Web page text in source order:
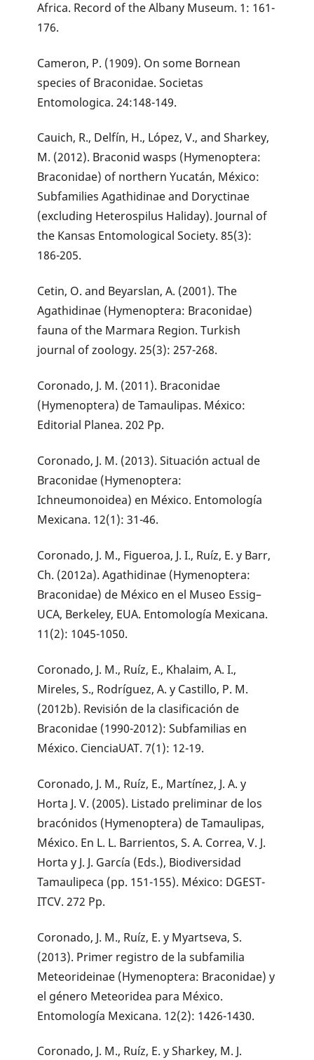
Africa. Record of the Albany Museum. 1: 161-
176.
Cameron, P. (1909). On some Bornean
species of Braconidae. Societas
Entomologica. 24:148-149.
Cauich, R., Delfín, H., López, V., and Sharkey,
M. (2012). Braconid wasps (Hymenoptera:
Braconidae) of northern Yucatán, México:
Subfamilies Agathidinae and Doryctinae
(excluding Heterospilus Haliday). Journal of
the Kansas Entomological Society. 85(3):
186-205.
Cetin, O. and Beyarslan, A. (2001). The
Agathidinae (Hymenoptera: Braconidae)
fauna of the Marmara Region. Turkish
journal of zoology. 25(3): 257-268.
Coronado, J. M. (2011). Braconidae
(Hymenoptera) de Tamaulipas. México:
Editorial Planea. 202 Pp.
Coronado, J. M. (2013). Situación actual de
Braconidae (Hymenoptera:
Ichneumonoidea) en México. Entomología
Mexicana. 12(1): 31-46.
Coronado, J. M., Figueroa, J. I., Ruíz, E. y Barr,
Ch. (2012a). Agathidinae (Hymenoptera:
Braconidae) de México en el Museo Essig–
UCA, Berkeley, EUA. Entomología Mexicana.
11(2): 1045-1050.
Coronado, J. M., Ruíz, E., Khalaim, A. I.,
Mireles, S., Rodríguez, A. y Castillo, P. M.
(2012b). Revisión de la clasificación de
Braconidae (1990-2012): Subfamilias en
México. CienciaUAT. 7(1): 12-19.
Coronado, J. M., Ruíz, E., Martínez, J. A. y
Horta J. V. (2005). Listado preliminar de los
bracónidos (Hymenoptera) de Tamaulipas,
México. En L. L. Barrientos, S. A. Correa, V. J.
Horta y J. J. García (Eds.), Biodiversidad
Tamaulipeca (pp. 151-155). México: DGEST-
ITCV. 272 Pp.
Coronado, J. M., Ruíz, E. y Myartseva, S.
(2013). Primer registro de la subfamilia
Meteorideinae (Hymenoptera: Braconidae) y
el género Meteoridea para México.
Entomología Mexicana. 12(2): 1426-1430.
Coronado, J. M., Ruíz, E. y Sharkey, M. J.